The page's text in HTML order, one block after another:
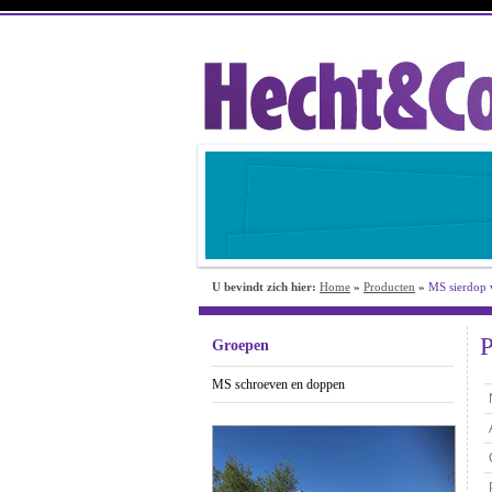
U bevindt zich hier: Home » Producten » MS sierdop
Groepen
MS schroeven en doppen